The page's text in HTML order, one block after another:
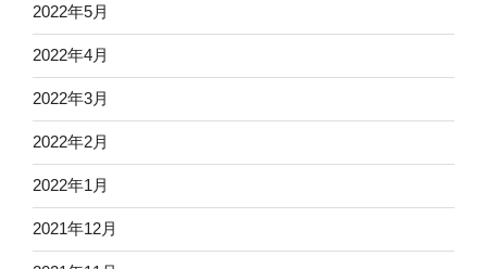
2022年5月
2022年4月
2022年3月
2022年2月
2022年1月
2021年12月